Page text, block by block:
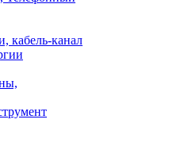
кабель-канал